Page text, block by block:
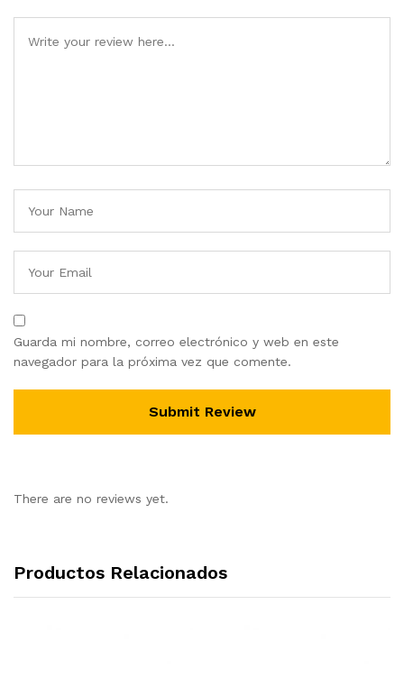
Guarda mi nombre, correo electrónico y web en este
navegador para la próxima vez que comente.
There are no reviews yet.
Productos Relacionados